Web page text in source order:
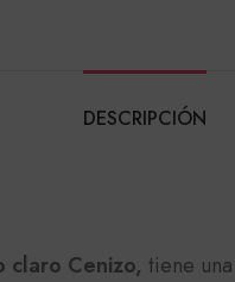
DESCRIPCIÓN
claro Cenizo, tiene